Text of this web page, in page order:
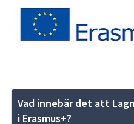
Vad innebär det att
i Erasmus+?